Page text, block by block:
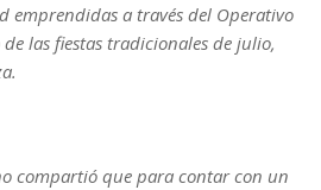
emprendidas a través del Operativo
las fiestas tradicionales de julio,
compartió que para contar con un